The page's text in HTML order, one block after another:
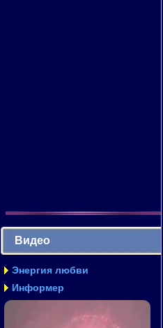
Видео
Энергия любви
Информер